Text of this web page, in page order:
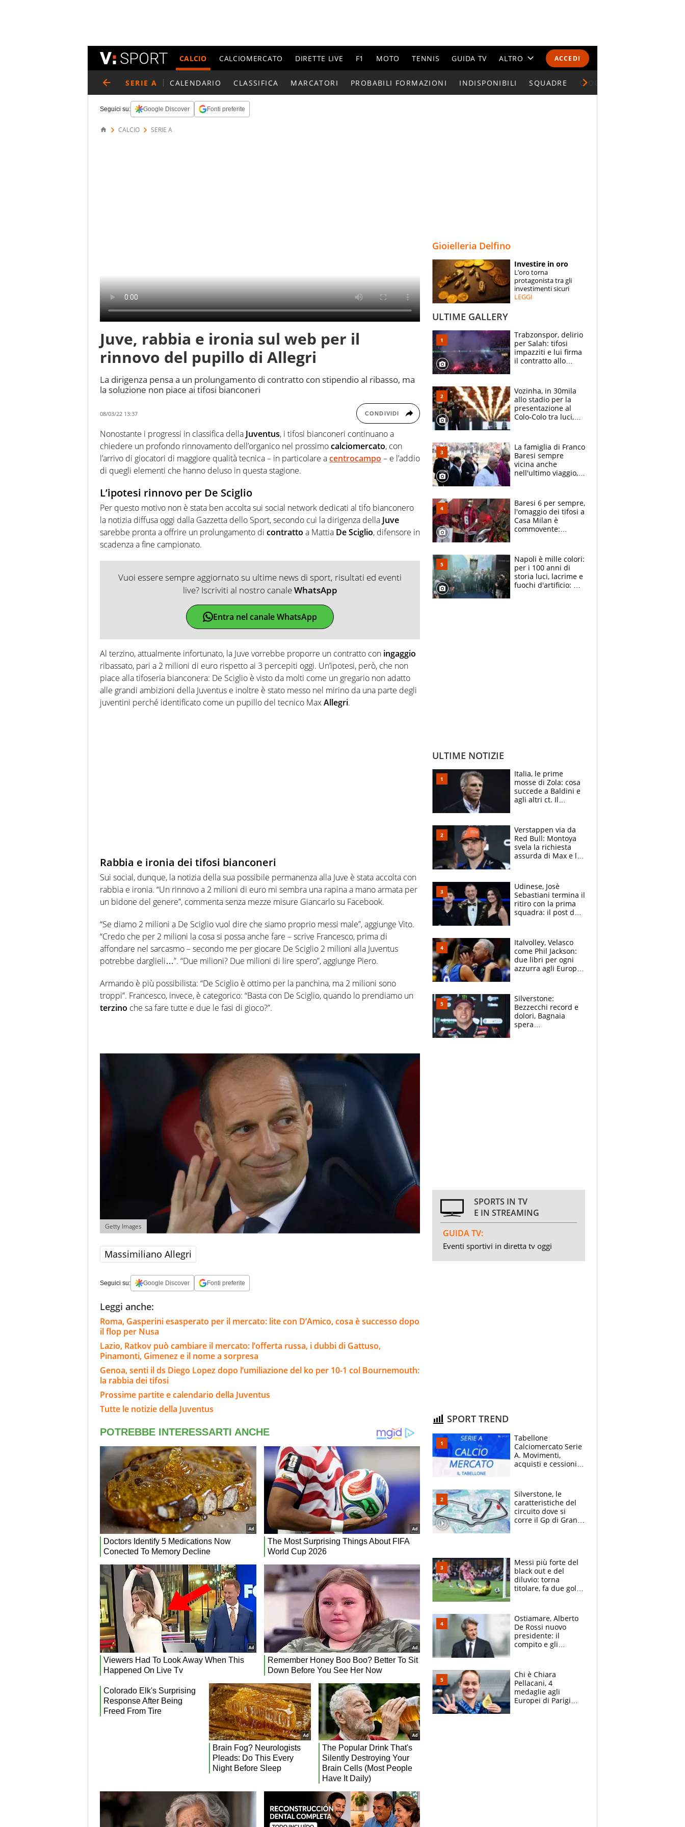
ACCEDI
CALCIO CALCIOMERCATO DIRETTE LIVE F1 MOTO TENNIS GUIDA TV ALTRO
CALENDARI E CLASSIFICHE
ESPERTI
CONTATTI
SERIE A CALENDARIO CLASSIFICA MARCATORI PROBABILI FORMAZIONI INDISPONIBILI SQUADRE GIOCATORI SERIE A
Seguici su: Google Discover Fonti preferite
CALCIO SERIE A
Juve, rabbia e ironia sul web per il
rinnovo del pupillo di Allegri
La dirigenza pensa a un prolungamento di contratto con stipendio al ribasso, ma
la soluzione non piace ai tifosi bianconeri
08/03/22 13:37 CONDIVIDI
Nonostante i progressi in classifica della Juventus, i tifosi bianconeri continuano a
chiedere un profondo rinnovamento dell’organico nel prossimocalciomercato, con
l’arrivo di giocatori di maggiore qualità tecnica – in particolare acentrocampo – e l’addio
di quegli elementi che hanno deluso in questa stagione.
L’ipotesi rinnovo per De Sciglio
Per questo motivo non è stata ben accolta sui social network dedicati al tifo bianconero
la notizia diffusa oggi dalla Gazzetta dello Sport, secondo cui la dirigenza della Juve
sarebbe pronta a offrire un prolungamento di contratto a Mattia De Sciglio, difensore in
scadenza a fine campionato.
Vuoi essere sempre aggiornato su ultime news di sport, risultati ed eventi
live? Iscriviti al nostro canaleWhatsApp
Entra nel canale WhatsApp
Al terzino, attualmente infortunato, la Juve vorrebbe proporre un contratto con ingaggio
ribassato, pari a 2 milioni di euro rispetto ai 3 percepiti oggi. Un’ipotesi, però, che non
piace alla tifoseria bianconera: De Sciglio è visto da molti come un gregario non adatto
alle grandi ambizioni della Juventus e inoltre è stato messo nel mirino da una parte degli
juventini perché identificato come un pupillo del tecnico MaxAllegri.
Rabbia e ironia dei tifosi bianconeri
Sui social, dunque, la notizia della sua possibile permanenza alla Juve è stata accolta con
rabbia e ironia. “Un rinnovo a 2 milioni di euro mi sembra una rapina a mano armata per
un bidone del genere”, commenta senza mezze misure Giancarlo su Facebook.
“Se diamo 2 milioni a De Sciglio vuol dire che siamo proprio messi male”, aggiunge Vito.
“Credo che per 2 milioni la cosa si possa anche fare – scrive Francesco, prima di
affondare nel sarcasmo – secondo me per giocare De Sciglio 2 milioni alla Juventus
potrebbe darglieli…”. “Due milioni? Due milioni di lire spero”, aggiunge Piero.
Armando è più possibilista: “De Sciglio è ottimo per la panchina, ma 2 milioni sono
troppi”. Francesco, invece, è categorico: “Basta con De Sciglio, quando lo prendiamo un
terzino che sa fare tutte e due le fasi di gioco?”.
Getty Images
Massimiliano Allegri
Seguici su: Google Discover Fonti preferite
Leggi anche:
Roma, Gasperini esasperato per il mercato: lite con D’Amico, cosa è successo dopo
il flop per Nusa
Lazio, Ratkov può cambiare il mercato: l’offerta russa, i dubbi di Gattuso,
Pinamonti, Gimenez e il nome a sorpresa
Genoa, senti il ds Diego Lopez dopo l’umiliazione del ko per 10-1 col Bournemouth:
la rabbia dei tifosi
Prossime partite e calendario della Juventus
Tutte le notizie della Juventus
Gioielleria Delfino
Investire in oro
L’oro torna
protagonista tra gli
investimenti sicuri
LEGGI
ULTIME GALLERY
Trabzonspor, delirio
per Salah: tifosi
impazziti e lui firma
il contratto allo
Vozinha, in 30mila
allo stadio per la
presentazione al
Colo-Colo tra luci,
La famiglia di Franco
Baresi sempre
vicina anche
nell'ultimo viaggio,
circondati
dall'affetto dei tifosi
Baresi 6 per sempre,
l'omaggio dei tifosi a
Casa Milan è
commovente:
bigliettini
Napoli è mille colori:
per i 100 anni di
storia luci, lacrime e
fuochi d'artificio: De
ULTIME NOTIZIE
Italia, le prime
mosse di Zola: cosa
succede a Baldini e
agli altri ct. Il
azzurri
Verstappen via da
Red Bull: Montoya
svela la richiesta
assurda di Max e lo
McLaren siano
meglio?”
Udinese, Josè
Sebastiani termina il
ritiro con la prima
squadra: il post del
sfondo
Italvolley, Velasco
come Phil Jackson:
due libri per ogni
azzurra agli Europei.
Silverstone:
Bezzecchi record e
dolori, Bagnaia
spera
SPORTS IN TV
E IN STREAMING
GUIDA TV:
Eventi sportivi in diretta tv oggi
SPORT TREND
Tabellone
Calciomercato Serie
A. Movimenti,
acquisti e cessioni:
Silverstone, le
caratteristiche del
circuito dove si
corre il Gp di Gran
Messi più forte del
black out e del
diluvio: torna
titolare, fa due gol e
che ritiro
Ostiamare, Alberto
De Rossi nuovo
presidente: il
compito e gli
Chi è Chiara
Pellacani, 4
medaglie agli
Europei di Parigi